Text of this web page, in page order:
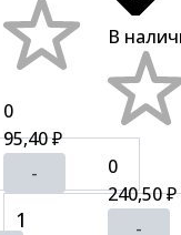
0
95,40₽
-
В
0
240,50₽
-